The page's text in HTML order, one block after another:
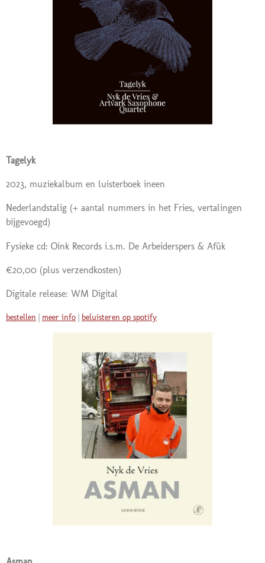
Tagelyk
2023, muziekalbum en luisterboek ineen
Nederlandstalig (+ aantal nummers in het Fries, vertalingen
bijgevoegd)
Fysieke cd: Oink Records i.s.m. De Arbeiderspers & Afûk
€20,00 (plus verzendkosten)
Digitale release: WM Digital
bestellen meer info beluisteren op spotify